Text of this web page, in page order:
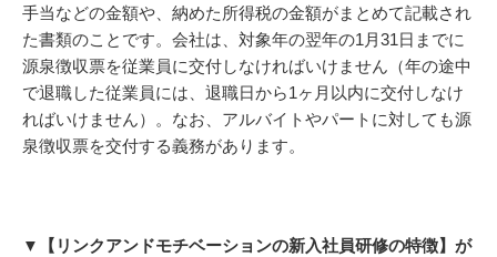
手当などの金額や、納めた所得税の金額がまとめて記載され
た書類のことです。会社は、対象年の翌年の1月31日までに
源泉徴収票を従業員に交付しなければいけません（年の途中
で退職した従業員には、退職日から1ヶ月以内に交付しなけ
ればいけません）。なお、アルバイトやパートに対しても源
泉徴収票を交付する義務があります。
▼【リンクアンドモチベーションの新入社員研修の特徴】が